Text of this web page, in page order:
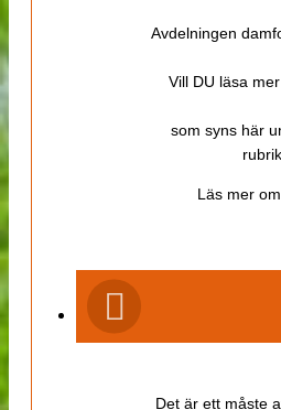
Avdelningen
Vill DU läsa
som syns här
Läs mer om
Det är ett måste